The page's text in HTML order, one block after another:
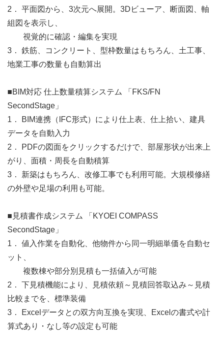
2． 平面図から、3次元へ展開。3Dビューア、断面図、軸
組図を表示し、
視覚的に確認・編集を実現
3． 鉄筋、コンクリート、型枠数量はもちろん、土工事、
地業工事の数量も自動算出
■BIM対応 仕上数量積算システム 「FKS/FN
SecondStage」
1． BIM連携（IFC形式）により仕上表、仕上拾い、建具
データを自動入力
2． PDFの図面をクリックするだけで、部屋形状が出来上
がり、面積・周長を自動積算
3． 新築はもちろん、改修工事でも利用可能。大規模修繕
の外壁や足場の利用も可能。
■見積書作成システム 「KYOEI COMPASS
SecondStage」
1． 値入作業を自動化、他物件から同一明細単価を自動セ
ット、
複数棟や部分別見積も一括値入が可能
2． 下見積機能により、見積依頼～見積回答取込み～見積
比較までを、標準装備
3． Excelデータとの双方向互換を実現、Excelの書式や計
算式あり・なし等の設定も可能